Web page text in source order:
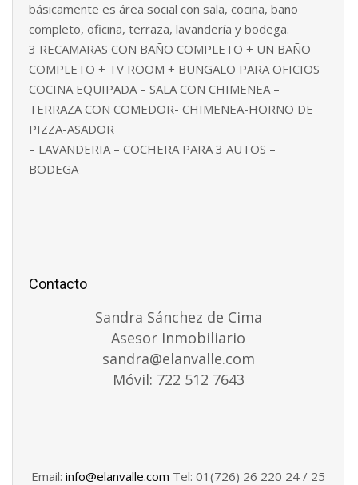
básicamente es área social con sala, cocina, baño
completo, oficina, terraza, lavandería y bodega.
3 RECAMARAS CON BAÑO COMPLETO + UN BAÑO
COMPLETO + TV ROOM + BUNGALO PARA OFICIOS
COCINA EQUIPADA – SALA CON CHIMENEA –
TERRAZA CON COMEDOR- CHIMENEA-HORNO DE
PIZZA-ASADOR
– LAVANDERIA – COCHERA PARA 3 AUTOS –
BODEGA
Contacto
Sandra Sánchez de Cima
Asesor Inmobiliario
sandra@elanvalle.com
Móvil: 722 512 7643
Email: info@elanvalle.com Tel: 01(726) 26 220 24 / 25